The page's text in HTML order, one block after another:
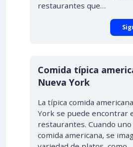
restaurantes que…
Comida típica
Nueva York
La típica comida
York se puede encontrar
restaurantes. Cuando
comida americana, se